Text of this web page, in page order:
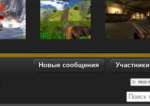
Новые сообщения Участники